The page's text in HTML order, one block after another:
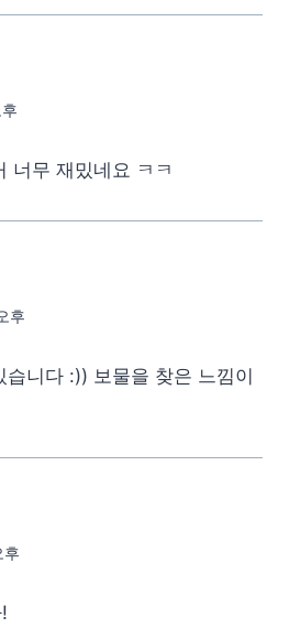
너무 재밌네요 ㅋㅋ
후
니다 :)) 보물을 찾은 느낌이
후